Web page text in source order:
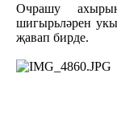
Очрашу
шигырьләрен
җавап бирде.